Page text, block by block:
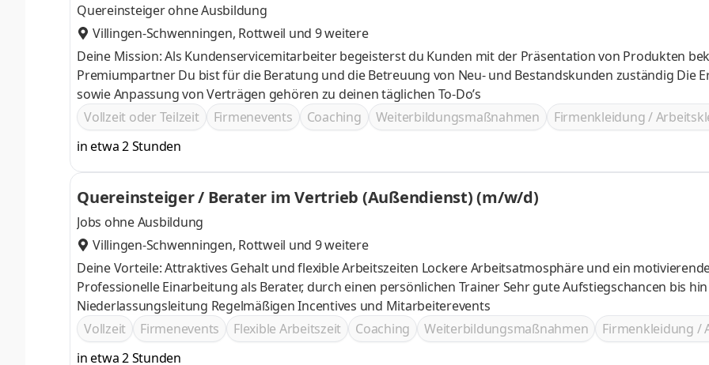
Quereinsteiger ohne Ausbildung
Villingen-Schwenningen, Rottweil und 9 weitere
Deine Mission: Als Kundenservicemitarbeiter begeisterst du Kunden mit der Präsentation von Produkten
Premiumpartner Du bist für die Beratung und die Betreuung von Neu- und Bestandskunden zuständig Die Erstellung
sowie Anpassung von Verträgen gehören zu deinen täglichen To-Do’s
Vollzeit oder Teilzeit
Firmenevents Coaching Weiterbildungsmaßnahmen Firmenkleidung /
in etwa 2 Stunden
Quereinsteiger / Berater im Vertrieb (Außendienst) (m/w/d)
Jobs ohne Ausbildung
Villingen-Schwenningen, Rottweil und 9 weitere
Deine Vorteile: Attraktives Gehalt und flexible Arbeitszeiten Lockere Arbeitsatmosphäre und ein motivierendes Team
Professionelle Einarbeitung als Berater, durch einen persönlichen Trainer Sehr gute Aufstiegschancen bis hin zur
Niederlassungsleitung Regelmäßigen Incentives und Mitarbeiterevents
Vollzeit
Firmenevents Flexible Arbeitszeit Coaching Weiterbildungsmaßnahmen Firmenkleidung /
in etwa 2 Stunden